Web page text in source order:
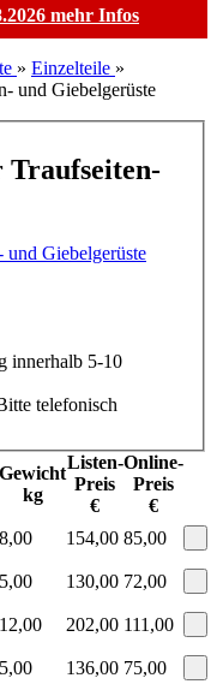
mehr Infos
» Einzelteile »
und Giebelgerüste
Traufseiten-
innerhalb 5-10
telefonisch
Gewicht
kg
Listen-
Preis
€
Online-
Preis
€
8,00 154,00 85,00
5,00 130,00 72,00
12,00 202,00 111,00
5,00 136,00 75,00